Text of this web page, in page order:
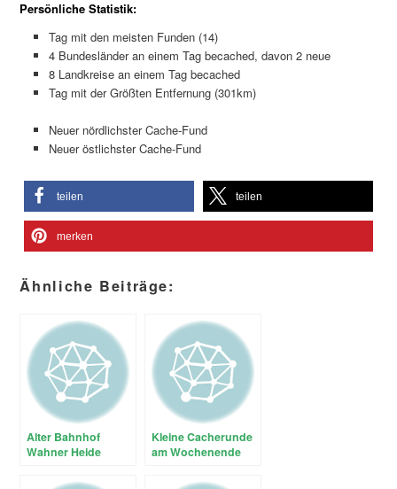
Persönliche Statistik:
Tag mit den meisten Funden (14)
4 Bundesländer an einem Tag becached, davon 2 neue
8 Landkreise an einem Tag becached
Tag mit der Größten Entfernung (301km)
Neuer nördlichster Cache-Fund
Neuer östlichster Cache-Fund
teilen teilen
merken
Ähnliche Beiträge:
Alter Bahnhof
Wahner Heide
Kleine Cacherunde
am Wochenende